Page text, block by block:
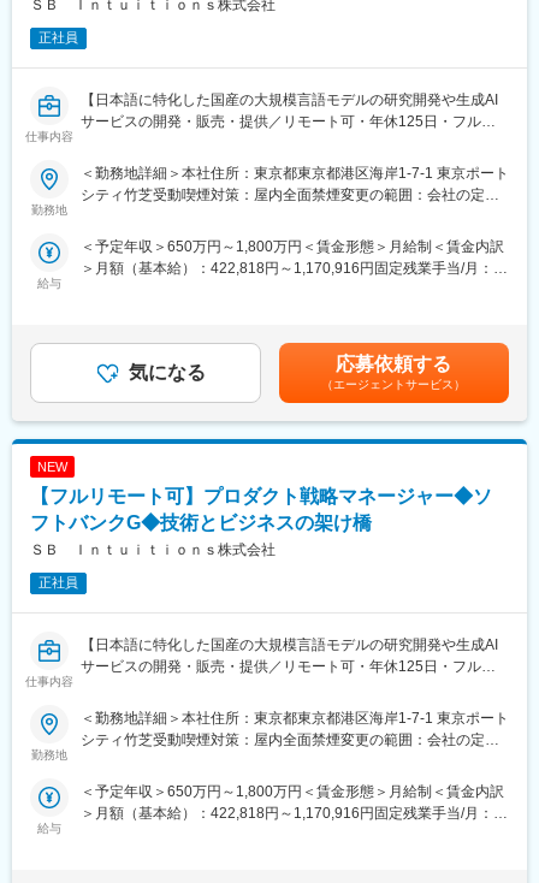
Web・スマホ・GUIアプリケーション開発において、技術的なリ
す。
＜具体的には＞
フェーズから参画）
・アーキテクチャ設計、画面設計・機能設計
・技術的課題の特定・検証・改善推進
・UI/UXデザイナーやPMとの仕様整合・連携
■プロジェクト例
・Kotlin × React によるハイブリッドUIアプリ開発（タブレット端
末向け）
・スマートフォンアプリ、車載アプリなどのネイティブアプリケ
ーション開発
・Web・スマホ・GUIアプリを統合するマルチプラットフォーム
対応アプリ開発
・レジャー製品向けなどのアプリ開発
変更の範囲：会社の定める業務
ＳＢ Ｉｎｔｕｉｔｉｏｎｓ株式会社
正社員
仕事内容
【日本語に特化した国産の大規模言語モデルの研究開発や生成AI
サービスの開発・販売・提供／リモート可・年休125日・フルフ
■業務内容：
当社が商用展開する生成AIモデル、およびその周辺プロダクトの
任せします。
・顧客の課題解決に向けたキラーユースケースの特定と、ヴァー
ティカル領域における事業開発
【プロジェクトマネジメント】
・プロジェクトのスコープ設定、スケジュール作成、リソース計
・開発チームやR＆Dチームと連携したプロジェクトの進行管理
【ステークホルダー・マネジメント】
・大手クライアントとの折衝、要件定義、期待値コントロール
（高い専門性と顧客折衝能力が求められます）
・親会社を含めたグループ各社との連携体制の構築、および社内
関連部署との円滑な調整業務
■ミッション
のキラーユースケースを創出すること。ならびに、それらをベー
スとしたヴァーティカル分野での事業開発および社会実装を牽引
■魅力ポイント
勤務地
＜勤務地詳細＞本社住所：東京都東京都港区海岸1-7-1 東京ポート
シティ竹芝受動喫煙対策：屋内全面禁煙変更の範囲：会社の定め
給与
＜予定年収＞650万円～1,800万円＜賃金形態＞月給制＜賃金内訳
＞月額（基本給）：422,818円～1,170,916円固定残業手当/月：
上限金額はその限りではございません※月給・想定理論年収：基本
給＋固定時間外手当(35時間相当)※時間外手当は一般職のみとな
り、かつ、固定時間外手当(35時間)を超えて勤務した場合は実績
に応じて支給いたします※別途インセンティブが支給されることが
あります賃金はあくまでも目安の金額であり、選考を通じて上下
気になる 応募依頼する
（エージェントサービス）
NEW
【フルリモート可】プロダクト戦略マネージャー◆ソ
フトバンクG◆技術とビジネスの架け橋
ＳＢ Ｉｎｔｕｉｔｉｏｎｓ株式会社
正社員
仕事内容
【日本語に特化した国産の大規模言語モデルの研究開発や生成AI
サービスの開発・販売・提供／リモート可・年休125日・フルフ
■業務内容：
◇プロダクトロードマップの策定・更新
せたマイルストーンの設計
勤務地
＜勤務地詳細＞本社住所：東京都東京都港区海岸1-7-1 東京ポート
シティ竹芝受動喫煙対策：屋内全面禁煙変更の範囲：会社の定め
給与
＜予定年収＞650万円～1,800万円＜賃金形態＞月給制＜賃金内訳
＞月額（基本給）：422,818円～1,170,916円固定残業手当/月：